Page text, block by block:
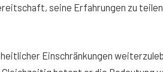
seine Erfahrungen zu
Einschränkungen